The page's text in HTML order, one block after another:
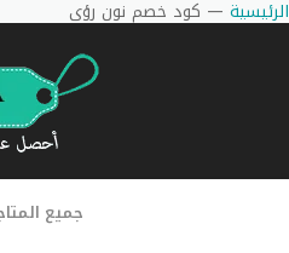
الرئيسية — كود خصم نون رؤى
جميع